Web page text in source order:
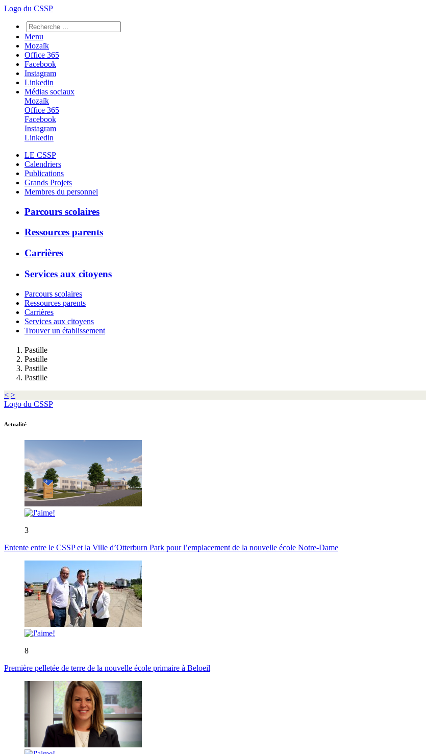
Logo du CSSP
Menu
Mozaïk
Office 365
Facebook
Instagram
Linkedin
Médias sociaux
Mozaïk
Office 365
Facebook
Instagram
Linkedin
LE CSSP
Calendriers
Publications
Grands Projets
Membres du personnel
Parcours scolaires
Ressources parents
Carrières
Services aux citoyens
Parcours scolaires
Ressources parents
Carrières
Services aux citoyens
Trouver un établissement
Pastille
Pastille
Pastille
Pastille
< >
Logo du CSSP
Actualité
3
Entente entre le CSSP et la Ville d’Otterburn Park pour l’emplacement de la nouvelle école Notre-Dame
8
Première pelletée de terre de la nouvelle école primaire à Beloeil